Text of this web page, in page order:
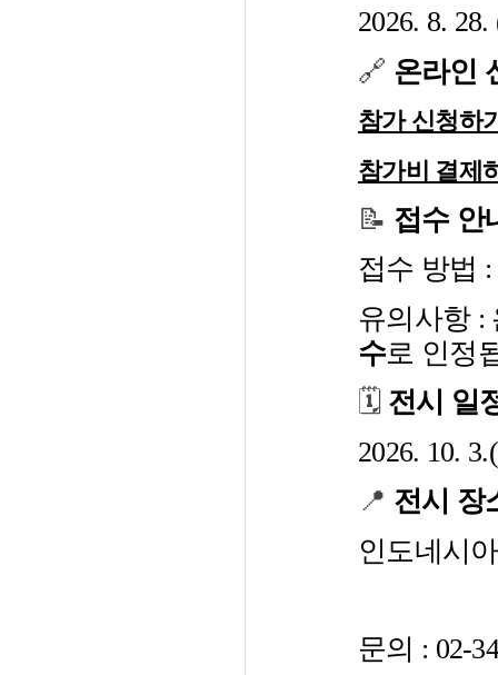
2026. 8.
🔗 온라인
참가 신청하
참가비 결제
📝 접수 안
접수 방법
유의사항 :
수로 인정
🗓️ 전시 일
2026. 10.
📍 전시 장
인도네시
문의 : 02-